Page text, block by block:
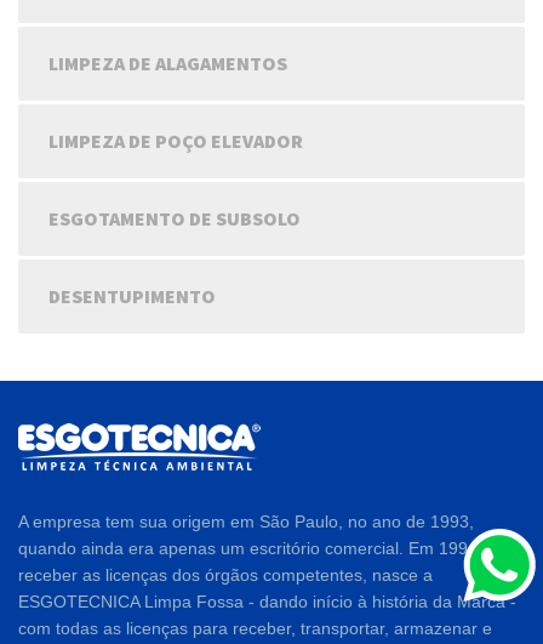
LIMPEZA DE ALAGAMENTOS
LIMPEZA DE POÇO ELEVADOR
ESGOTAMENTO DE SUBSOLO
DESENTUPIMENTO
A empresa tem sua origem em São Paulo, no ano de 1993,
quando ainda era apenas um escritório comercial. Em 1994, após
receber as licenças dos órgãos competentes, nasce a
ESGOTECNICA Limpa Fossa - dando início à história da Marca -
com todas as licenças para receber, transportar, armazenar e